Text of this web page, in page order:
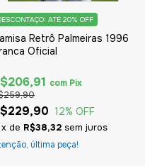
Retrô Palmeiras 1996
Oficial
12% OFF
x de R$38,32 sem juros
ATÉ 20% OFF
com Pix
última peça!